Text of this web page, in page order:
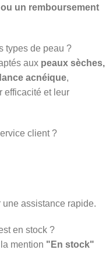
un remboursement
types de peau ?
aux peaux sèches,
acnéique,
efficacité et leur
client ?
une assistance rapide.
en stock ?
mention "En stock"